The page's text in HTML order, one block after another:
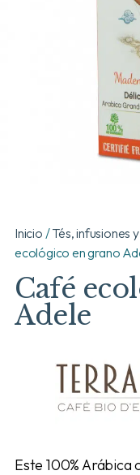
Inicio /Tés, infusiones
ecológico en grano
Café
Adele
Este 100% Arábica